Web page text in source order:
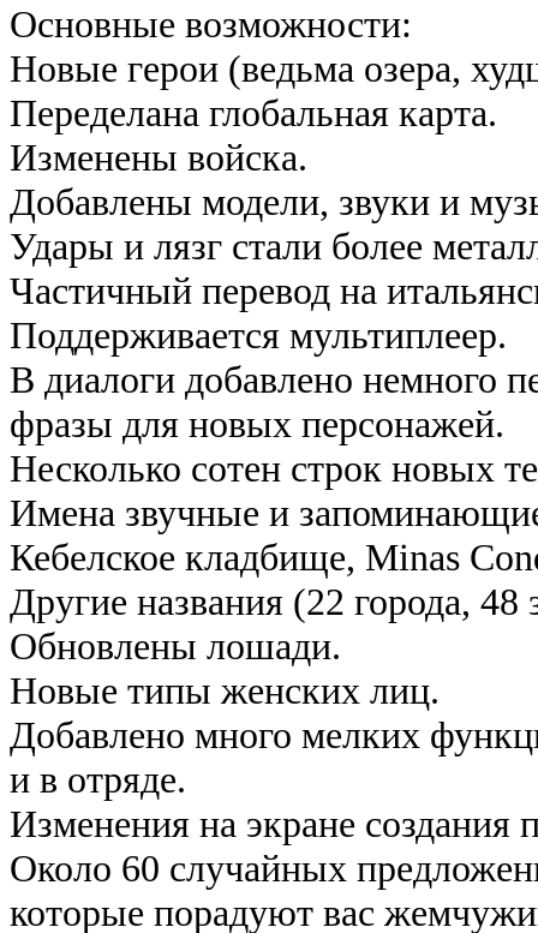
Основные возможности:
Новые герои (ведьма озера,
Переделана глобальная карта.
Изменены войска.
Добавлены модели, звуки и
Удары и лязг стали более
Частичный перевод на
Поддерживается мультиплеер.
В диалоги добавлено немного
фразы для новых персонажей.
Несколько сотен строк новых
Имена звучные и
Кебелское кладбище, Minas
Другие названия (22 города, 48
Обновлены лошади.
Новые типы женских лиц.
Добавлено много мелких
и в отряде.
Изменения на экране создания
Около 60 случайных
которые порадуют вас